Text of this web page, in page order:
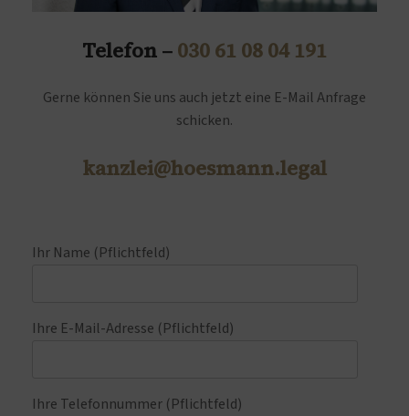
Telefon – 030 61 08 04 191
Gerne können Sie uns auch jetzt eine E-Mail Anfrage
schicken.
kanzlei@hoesmann.legal
Ihr Name (Pflichtfeld)
Ihre E-Mail-Adresse (Pflichtfeld)
Ihre Telefonnummer (Pflichtfeld)